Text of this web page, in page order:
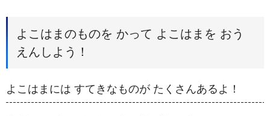
よこはまのものを かって よこはまを おう
えんしよう！
よこはまには すてきなものが たくさんあるよ！